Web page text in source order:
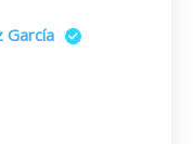
García